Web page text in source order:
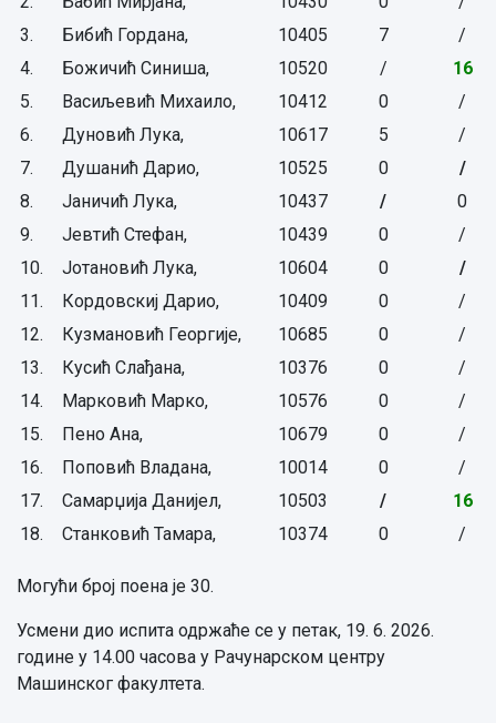
3.
Бибић Гордана, 10405 7
/
4.
Божичић Синиша, 10520 /
16
5.
Васиљевић Михаило, 10412 0
/
6.
Дуновић Лука, 10617 5
/
7.
Душанић Дарио, 10525 0
/
8.
Јаничић Лука, 10437 /
0
9.
Јевтић Стефан, 10439 0
/
10.
Јотановић Лука, 10604 0
/
11.
Кордовскиј Дарио, 10409 0
/
12.
Кузмановић Георгије, 10685 0
/
13.
Кусић Слађана, 10376 0
/
14.
Марковић Марко, 10576 0
/
15.
Пено Ана, 10679 0
/
16.
Поповић Владана, 10014 0
/
17.
Самарџија Данијел, 10503 /
16
18.
Станковић Тамара, 10374 0 /
Могући број поена је 30.
Усмени дио испита одржаће се у петак, 19. 6. 2026.
године у 14.00 часова у Рачунарском центру
Машинског факултета.